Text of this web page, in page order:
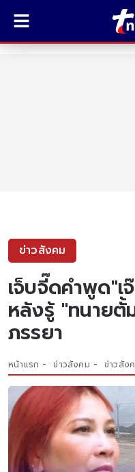
ข่าวสังคม
เจ็บจี๊ดคำพูด"เ
หลังรู้ "ทนาย
ภรรยา
หน้าแรก ข่าวสังคม ข่าวสัง